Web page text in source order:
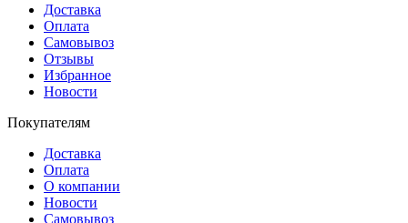
Доставка
Оплата
Самовывоз
Отзывы
Избранное
Новости
Покупателям
Доставка
Оплата
О компании
Новости
Самовывоз